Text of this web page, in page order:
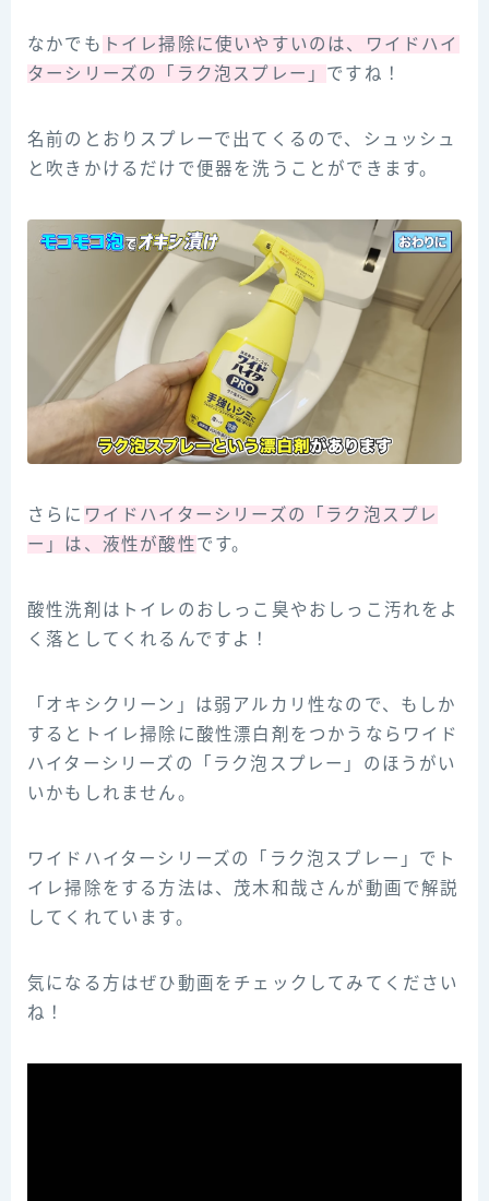
なかでも トイレ掃除に使いやすいのは、ワイドハイ
ターシリーズの「ラク泡スプレー」 ですね！
名前のとおりスプレーで出てくるので、シュッシュ
と吹きかけるだけで便器を洗うことができます。
さらに ワイドハイターシリーズの「ラク泡スプレ
ー」は、液性が酸性です。
酸性洗剤はトイレのおしっこ臭やおしっこ汚れをよ
く落としてくれるんですよ！
「オキシクリーン」は弱アルカリ性なので、もしか
するとトイレ掃除に酸性漂白剤をつかうならワイド
ハイターシリーズの「ラク泡スプレー」のほうがい
いかもしれません。
ワイドハイターシリーズの「ラク泡スプレー」でト
イレ掃除をする方法は、茂木和哉さんが動画で解説
してくれています。
気になる方はぜひ動画をチェックしてみてください
ね！